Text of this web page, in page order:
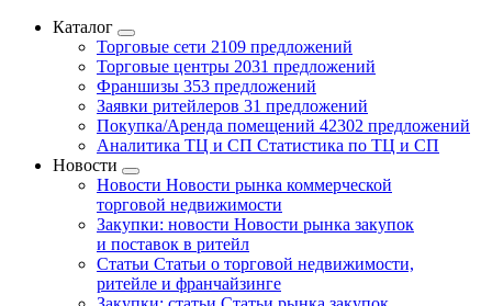
Каталог
Торговые сети 2109 предложений
Торговые центры 2031 предложений
Франшизы 353 предложений
Заявки ритейлеров 31 предложений
Покупка/Аренда помещений 42302 предложений
Аналитика ТЦ и СП Статистика по ТЦ и СП
Новости
Новости Новости рынка коммерческой
торговой недвижимости
Закупки: новости Новости рынка закупок
и поставок в ритейл
Статьи Статьи о торговой недвижимости,
ритейле и франчайзинге